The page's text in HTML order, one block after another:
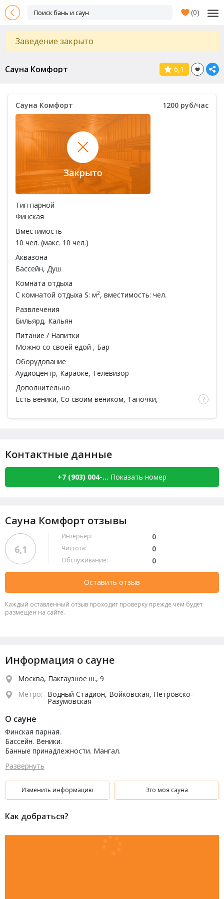
(0)
Заведение закрыто
Сауна Комфорт 6,1
Сауна Комфорт 1200 руб/час
Тип парной
Финская
Вместимость
10 чел. (макс. 10 чел.)
Аквазона
Бассейн, Душ
Комната отдыха
С комнатой отдыха S: м2, вместимость: чел.
Развлечения
Бильярд, Кальян
Питание / Напитки
Можно со своей едой , Бар
Оборудование
Аудиоцентр, Караоке, Телевизор
Дополнительно
Есть веники, Со своим веником, Тапочки,
Контактные данные
+7 (903) 004-... Показать номер
Сауна Комфорт отзывы
6,1
Интерьер: 0
Чистота: 0
Обслуживание: 0
Оставить отзыв
Каждый оставленный отзыв проходит проверку прежде чем будет
размещен на сайте.
Информация о сауне
Москва, Пакгаузное ш., 9
Метро:
Водный Стадион, Войковская, Петровско-
Разумовская
О сауне
Финская парная.
Бассейн. Веники.
Банные принадлежности. Мангал.
Удобная парковка.
Развернуть
Изменить информацию Это моя сауна
Как добраться?